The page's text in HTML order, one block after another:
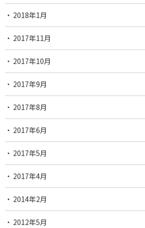
2018年1月
2017年11月
2017年10月
2017年9月
2017年8月
2017年6月
2017年5月
2017年4月
2014年2月
2012年5月